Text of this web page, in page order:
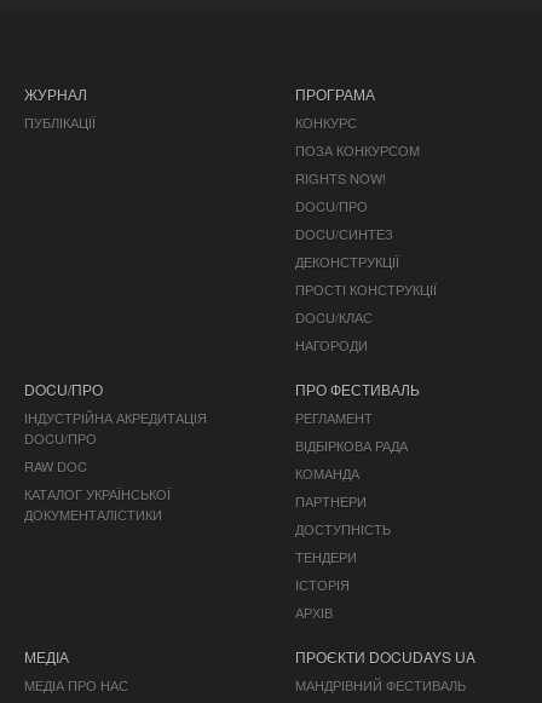
ЖУРНАЛ
ПУБЛІКАЦІЇ
ПРОГРАМА
КОНКУРС
ПОЗА КОНКУРСОМ
RIGHTS NOW!
DOCU/ПРО
DOCU/СИНТЕЗ
ДЕКОНСТРУКЦІЇ
ПРОСТІ КОНСТРУКЦІЇ
DOCU/КЛАС
НАГОРОДИ
DOCU/ПРО
ІНДУСТРІЙНА АКРЕДИТАЦІЯ
DOCU/ПРО
RAW DOC
КАТАЛОГ УКРАЇНСЬКОЇ
ДОКУМЕНТАЛІСТИКИ
ПРО ФЕСТИВАЛЬ
РЕГЛАМЕНТ
ВІДБІРКОВА РАДА
КОМАНДА
ПАРТНЕРИ
ДОСТУПНІСТЬ
ТЕНДЕРИ
ІСТОРІЯ
АРХІВ
МЕДІА
МЕДІА ПРО НАС
ПРОЄКТИ DOCUDAYS UA
МАНДРІВНИЙ ФЕСТИВАЛЬ